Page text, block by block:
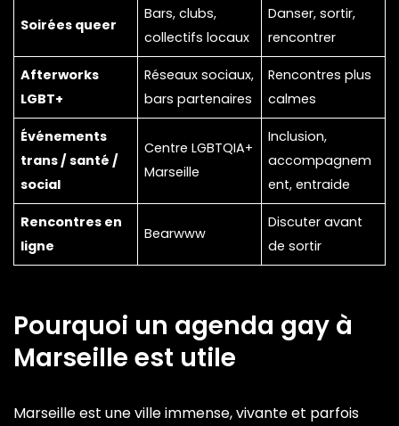
Soirées queer
Bars, clubs,
collectifs locaux
Danser, sortir,
rencontrer
Afterworks
LGBT+
Réseaux sociaux,
bars partenaires
Rencontres plus
calmes
Événements
trans / santé /
social
Centre LGBTQIA+
Marseille
Inclusion,
accompagnem
ent, entraide
Rencontres en
ligne
Bearwww
Discuter avant
de sortir
Pourquoi un agenda gay à
Marseille est utile
Marseille est une ville immense, vivante et parfois